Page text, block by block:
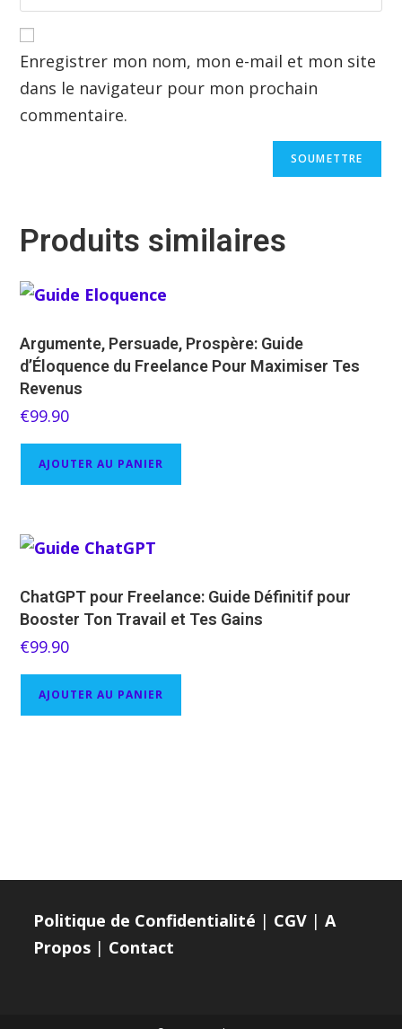
Enregistrer mon nom, mon e-mail et mon site
dans le navigateur pour mon prochain
commentaire.
Produits similaires
Argumente, Persuade, Prospère: Guide
d’Éloquence du Freelance Pour Maximiser Tes
Revenus
€99.90
AJOUTER AU PANIER
ChatGPT pour Freelance: Guide Définitif pour
Booster Ton Travail et Tes Gains
€99.90
AJOUTER AU PANIER
Politique de Confidentialité | CGV |A
Propos | Contact